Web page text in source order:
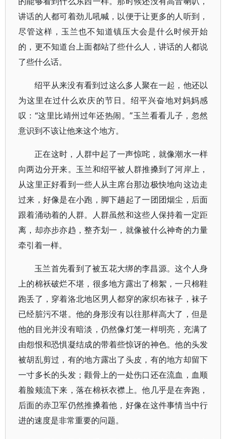
讲话的人都可着劲儿吼喊，以便于让更多的人听到，
尽管这样，玉兰也不知道镇压大会是什么时候开始
的，更不知道台上面都站了些什么人，讲话的人都说
了些什么话。
绍平从来没有看到过这么多人聚在一起，他还以
为这里在过什么欢庆的节日。绍平兴奋地对妈妈感
叹：“这里比靖州过年还热闹。”玉兰看看儿子，忽然
意识到不该让他来这个地方。
正在这时，人群中起了一声惊咤，就像潮水一样
向两边分开来。玉兰和绍平被人群推搡到了河岸上，
从这里正好看到一些人从主席台那边极快地向这边走
过来，好像是在小跑，脚下趟起了一团团烟尘，后面
跟着涌动着的人群。人群虽然和这些人保持着一定距
离，却亦步亦趋，整齐划一，就像被什么神奇的力量
牵引着一样。
玉兰首先看到了被五花大绑的李昌源。这个人身
上的棉袄破烂不堪，很多地方露出了棉絮，一只棉鞋
跑丢了，穿着洛北地区男人都穿的家织布袜子，袜子
已经脏污不堪。他的身形没有以往那样高大了，但是
他的目光并没有暗淡，仍然像灯笼一样明亮，充满了
由怨恨和恐惧凝结成的带着些惊讶的神色。他的头发
被胡乱剪过，有的地方露出了头皮，有的地方却留下
一寸多长的头发；颧骨上的一处伤口还在流血，血顺
着脸颊流下来，落在棉袄衣襟上。他几乎是在奔跑，
后面的赤卫军仍然推搡着他，好像在这件事情当中行
进的速度是非常重要的问题。